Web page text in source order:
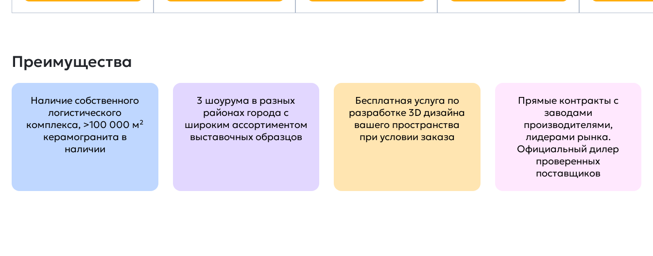
Преимущества
Наличие собственного
логистического
комплекса, >100 000 м²
керамогранита в
наличии
3 шоурума в разных
районах города с
широким ассортиментом
выставочных образцов
Бесплатная услуга по
разработке 3D дизайна
вашего пространства
при условии заказа
Прямые контракты с
заводами
производителями,
лидерами рынка.
Официальный дилер
проверенных
поставщиков